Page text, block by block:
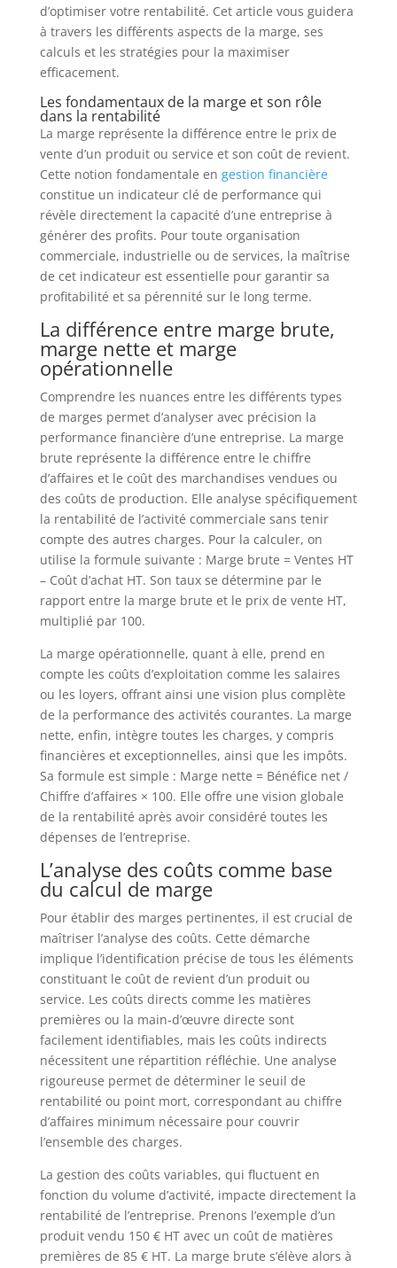
d’optimiser votre rentabilité. Cet article vous guidera
à travers les différents aspects de la marge, ses
calculs et les stratégies pour la maximiser
efficacement.
Les fondamentaux de la marge et son rôle
dans la rentabilité
La marge représente la différence entre le prix de
vente d’un produit ou service et son coût de revient.
Cette notion fondamentale en gestion financière
constitue un indicateur clé de performance qui
révèle directement la capacité d’une entreprise à
générer des profits. Pour toute organisation
commerciale, industrielle ou de services, la maîtrise
de cet indicateur est essentielle pour garantir sa
profitabilité et sa pérennité sur le long terme.
La différence entre marge brute,
marge nette et marge
opérationnelle
Comprendre les nuances entre les différents types
de marges permet d’analyser avec précision la
performance financière d’une entreprise. La marge
brute représente la différence entre le chiffre
d’affaires et le coût des marchandises vendues ou
des coûts de production. Elle analyse spécifiquement
la rentabilité de l’activité commerciale sans tenir
compte des autres charges. Pour la calculer, on
utilise la formule suivante : Marge brute = Ventes HT
– Coût d’achat HT. Son taux se détermine par le
rapport entre la marge brute et le prix de vente HT,
multiplié par 100.
La marge opérationnelle, quant à elle, prend en
compte les coûts d’exploitation comme les salaires
ou les loyers, offrant ainsi une vision plus complète
de la performance des activités courantes. La marge
nette, enfin, intègre toutes les charges, y compris
financières et exceptionnelles, ainsi que les impôts.
Sa formule est simple : Marge nette = Bénéfice net /
Chiffre d’affaires × 100. Elle offre une vision globale
de la rentabilité après avoir considéré toutes les
dépenses de l’entreprise.
L’analyse des coûts comme base
du calcul de marge
Pour établir des marges pertinentes, il est crucial de
maîtriser l’analyse des coûts. Cette démarche
implique l’identification précise de tous les éléments
constituant le coût de revient d’un produit ou
service. Les coûts directs comme les matières
premières ou la main-d’œuvre directe sont
facilement identifiables, mais les coûts indirects
nécessitent une répartition réfléchie. Une analyse
rigoureuse permet de déterminer le seuil de
rentabilité ou point mort, correspondant au chiffre
d’affaires minimum nécessaire pour couvrir
l’ensemble des charges.
La gestion des coûts variables, qui fluctuent en
fonction du volume d’activité, impacte directement la
rentabilité de l’entreprise. Prenons l’exemple d’un
produit vendu 150 € HT avec un coût de matières
premières de 85 € HT. La marge brute s’élève alors à